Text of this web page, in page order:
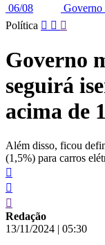
do RN aperta regras e
Pular
conteúdo
Política
Governo
seguirá
acima de
Além disso, ficou
(1,5%) para carros
Redação
13/11/2024 | 05:30